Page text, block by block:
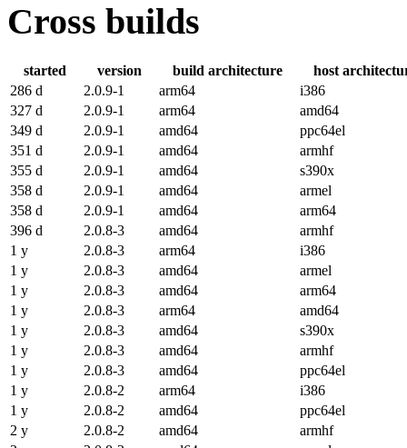
Cross builds
started version build architecture
host
286 d
2.0.9-1 arm64
i386
327 d
2.0.9-1 arm64
amd64
349 d
2.0.9-1 amd64
ppc64el
351 d
2.0.9-1 amd64
armhf
355 d
2.0.9-1 amd64
s390x
358 d
2.0.9-1 amd64
armel
358 d
2.0.9-1 amd64
arm64
396 d
2.0.8-3 amd64
armhf
1 y
2.0.8-3 arm64
i386
1 y
2.0.8-3 amd64
armel
1 y
2.0.8-3 amd64
arm64
1 y
2.0.8-3 arm64
amd64
1 y
2.0.8-3 amd64
s390x
1 y
2.0.8-3 amd64
armhf
1 y
2.0.8-3 amd64
ppc64el
1 y
2.0.8-2 arm64
i386
1 y
2.0.8-2 amd64
ppc64el
2 y
2.0.8-2 amd64
armhf